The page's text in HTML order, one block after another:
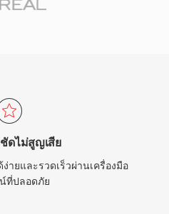
รบันทึกต้นฉบับทุกประการ
โอคุณภาพ CD หนึ่งนาที
— และโครงสร้าง RIFF
แม้ว่า RF64 จะขจัด
ดไม่สูญเสีย
ายและรวดเร็วผ่านเครื่องมือ
ที่ปลอดภัย